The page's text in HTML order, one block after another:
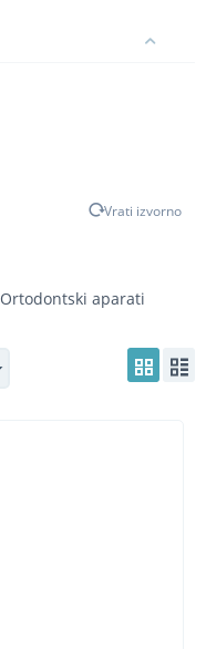
Vrati izvorno
Ortodontski aparati